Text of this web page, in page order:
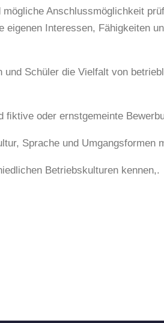
Anschlussmöglichkeit
Interessen, Fähigkeiten
Schüler die Vielfalt von
oder ernstgemeinte
Sprache und Umgangsformen
Betriebskulturen kennen,.